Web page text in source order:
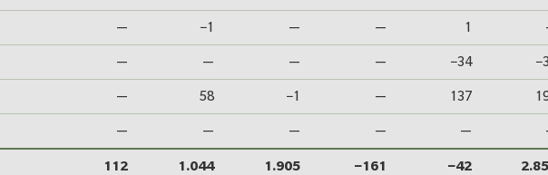
— −1 — — 1
— — — — −34
— 58 −1 — 137
— — — — —
112 1.044 1.905 −161 −42